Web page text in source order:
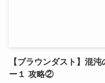
【ブラウンダスト】混
ー１ 攻略②